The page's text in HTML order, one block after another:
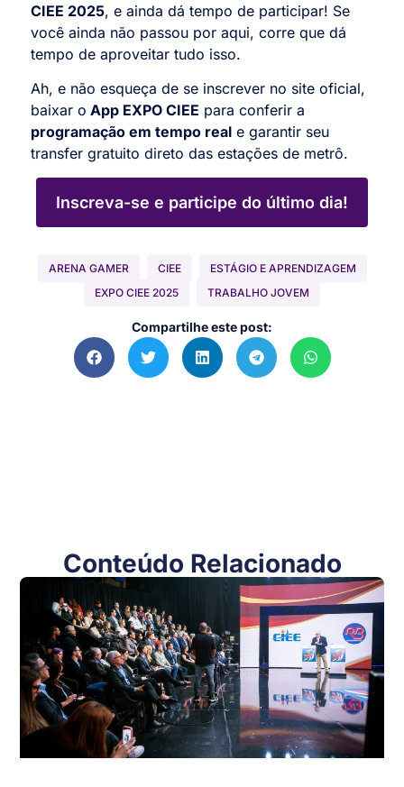
CIEE 2025, e ainda dá tempo de participar! Se
você ainda não passou por aqui, corre que dá
tempo de aproveitar tudo isso.
Ah, e não esqueça de se inscrever no site oficial,
baixar o App EXPO CIEE para conferir a
programação em tempo real e garantir seu
transfer gratuito direto das estações de metrô.
Inscreva-se e participe do último dia!
ARENA GAMER CIEE
ESTÁGIO E APRENDIZAGEM
EXPO CIEE 2025
TRABALHO JOVEM
Compartilhe este post:
Conteúdo Relacionado